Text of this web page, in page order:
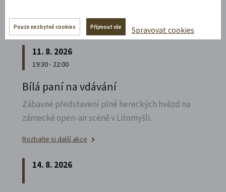
Rozbalte si další akce
11. 8. 2026
19:30 - 22:00
Bílá paní na vdávání
Zábavné představení plné hereckých hvězd na
zámecké open-air scéně v Litomyšli.
Rozbalte si další akce
14. 8. 2026
Pouze nezbytné cookies Přijmout vše Spravovat cookies